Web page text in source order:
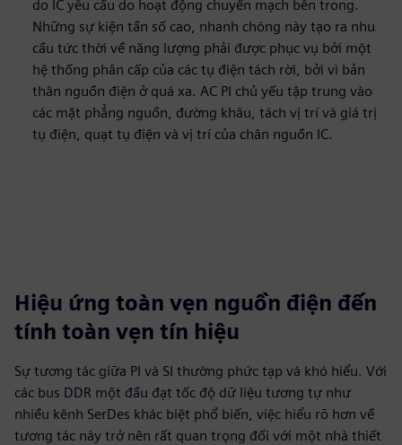
do IC yêu cầu do hoạt động chuyển mạch bên trong.
Những sự kiện tần số cao, nhanh chóng này tạo ra nhu
cầu tức thời về năng lượng phải được phục vụ bởi một
hệ thống phân cấp của các tụ điện tách rời, bởi vì bản
thân nguồn điện ở quá xa. AC PI chủ yếu tập trung vào
các mặt phẳng nguồn, đường khâu, tách vị trí và giá trị
tụ điện, quạt tụ điện và vị trí của chân nguồn IC.
Hiệu ứng toàn vẹn nguồn điện đến
tính toàn vẹn tín hiệu
Sự tương tác giữa PI và SI thường phức tạp và khó hiểu. Với
các bus DDR một đầu đạt tốc độ dữ liệu tương tự như
nhiều kênh SerDes khác biệt phổ biến, việc hiểu rõ hơn về
tương tác này trở nên rất quan trọng đối với một nhà thiết